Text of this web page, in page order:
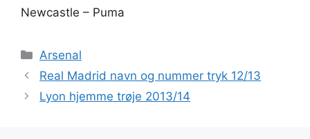
Newcastle – Puma
Kategorier
Arsenal
Real Madrid navn og nummer tryk 12/13
Lyon hjemme trøje 2013/14